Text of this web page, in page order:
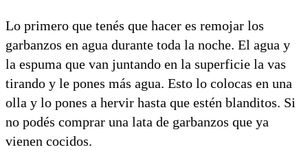
Lo primero que tenés que hacer es remojar los
garbanzos en agua durante toda la noche. El agua y
la espuma que van juntando en la superficie la vas
tirando y le pones más agua. Esto lo colocas en una
olla y lo pones a hervir hasta que estén blanditos. Si
no podés comprar una lata de garbanzos que ya
vienen cocidos.